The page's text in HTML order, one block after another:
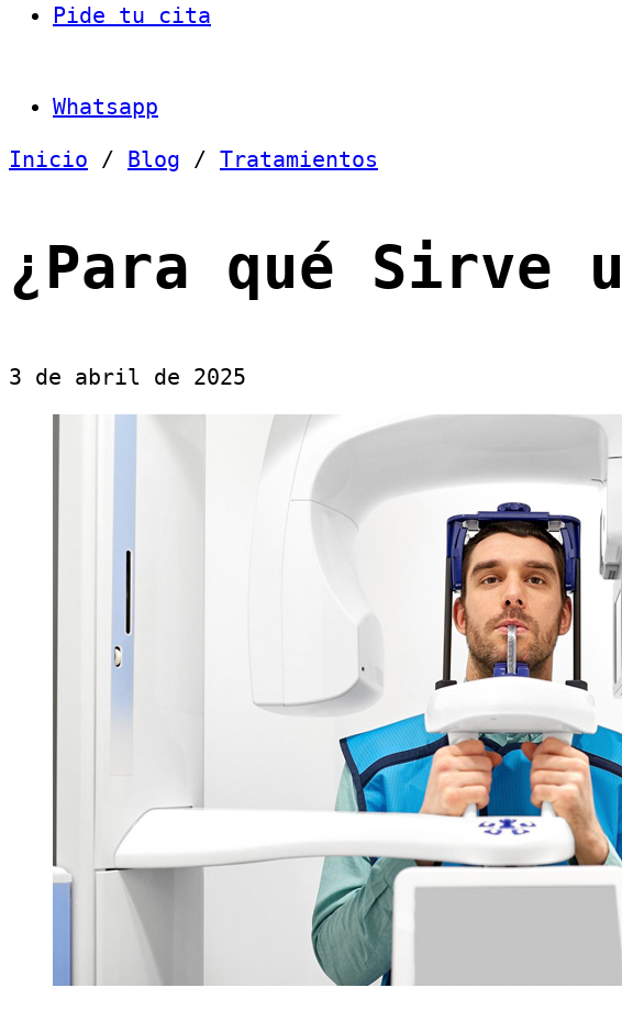
Pide tu cita
Whatsapp
Inicio / Blog / Tratamientos
¿Para qué Sirve
3 de abril de 2025